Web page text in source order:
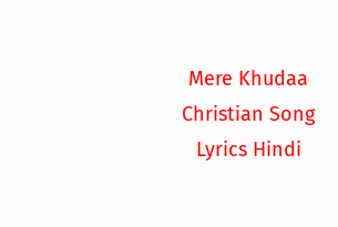
Mere Khudaa
Christian Song
Lyrics Hindi